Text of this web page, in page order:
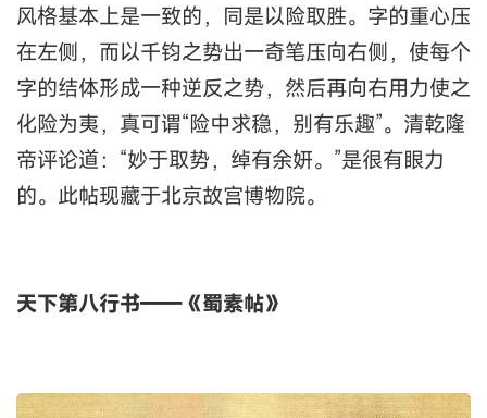
风格基本上是一致的，同是以险取胜。字的重心压
在左侧，而以千钧之势出一奇笔压向右侧，使每个
字的结体形成一种逆反之势，然后再向右用力使之
化险为夷，真可谓“险中求稳，别有乐趣”。清乾隆
帝评论道：“妙于取势，绰有余妍。”是很有眼力
的。此帖现藏于北京故宫博物院。
天下第八行书——《蜀素帖》